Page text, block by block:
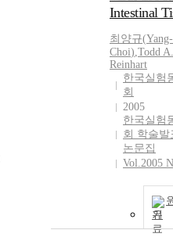
Intestinal
최양규(
Choi),Todd A.
Reinhart
한국실험
회
2005
한국실험
회 학술발
논문집
Vol.2005
기